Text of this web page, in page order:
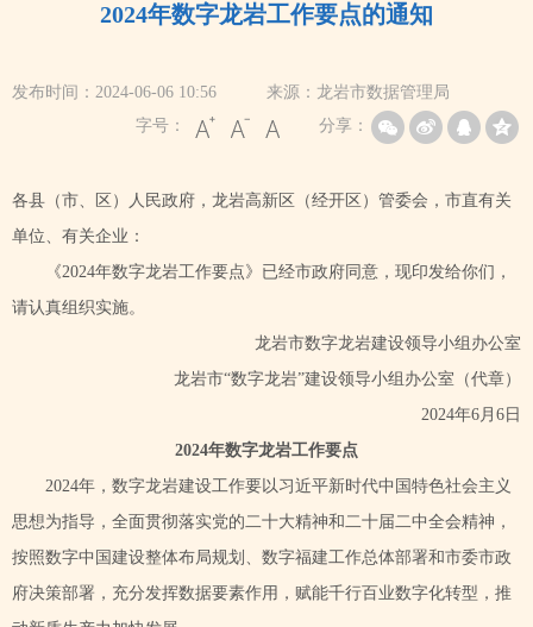
2024年数字龙岩工作要点的通知
发布时间：2024-06-06 10:56
来源：龙岩市数据管理局
字号：
分享：
各县（市、区）人民政府，龙岩高新区（经开区）管委会，市直有关
单位、有关企业：
《2024年数字龙岩工作要点》已经市政府同意，现印发给你们，
请认真组织实施。
龙岩市数字龙岩建设领导小组办公室
龙岩市“数字龙岩”建设领导小组办公室（代章）
2024年6月6日
2024年数字龙岩工作要点
2024年，数字龙岩建设工作要以习近平新时代中国特色社会主义
思想为指导，全面贯彻落实党的二十大精神和二十届二中全会精神，
按照数字中国建设整体布局规划、数字福建工作总体部署和市委市政
府决策部署，充分发挥数据要素作用，赋能千行百业数字化转型，推